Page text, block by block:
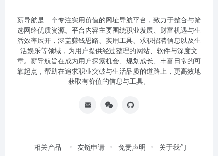
薪导航是一个专注实用价值的网址导航平台，致力于整合与筛
选网络优质资源。平台内容主要围绕职业发展、财富机遇与生
活效率展开，涵盖赚钱思路、实用工具、求职招聘信息以及生
活娱乐等领域，为用户提供经过整理的网站、软件与深度文
章。薪导航旨在成为用户探索机会、规划成长、丰富日常的可
靠起点，帮助在追求职业突破与生活品质的道路上，更高效地
获取有价值的信息与工具。
相关产品 友链申请 免责声明 关于我们